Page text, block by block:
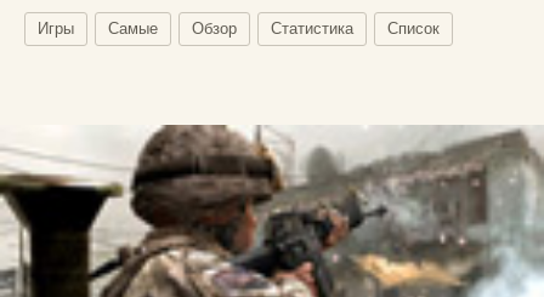
Игры Самые Обзор Статистика Список